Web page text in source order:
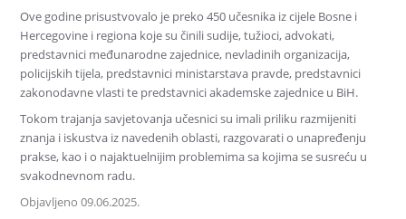
Ove godine prisustvovalo je preko 450 učesnika iz cijele Bosne i
Hercegovine i regiona koje su činili sudije, tužioci, advokati,
predstavnici međunarodne zajednice, nevladinih organizacija,
policijskih tijela, predstavnici ministarstava pravde, predstavnici
zakonodavne vlasti te predstavnici akademske zajednice u BiH.
Tokom trajanja savjetovanja učesnici su imali priliku razmijeniti
znanja i iskustva iz navedenih oblasti, razgovarati o unapređenju
prakse, kao i o najaktuelnijim problemima sa kojima se susreću u
svakodnevnom radu.
Objavljeno 09.06.2025.